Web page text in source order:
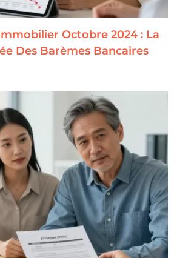
Octobre 2024 : La
Des Barèmes Bancaires